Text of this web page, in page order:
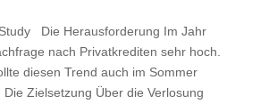
Die Herausforderung Im Jahr
nach Privatkrediten sehr hoch.
diesen Trend auch im Sommer
Zielsetzung Über die Verlosung